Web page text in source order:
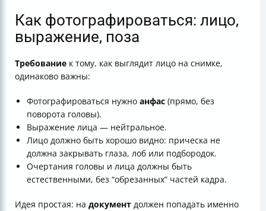
Как фотографироваться: лицо,
выражение, поза
Требование к тому, как выглядит лицо на снимке,
одинаково важны:
Фотографироваться нужно анфас (прямо, без
поворота головы).
Выражение лица — нейтральное.
Лицо должно быть хорошо видно: прическа не
должна закрывать глаза, лоб или подбородок.
Очертания головы и лица должны быть
естественными, без “обрезанных” частей кадра.
Идея простая: на документ должен попадать именно